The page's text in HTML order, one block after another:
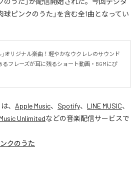
球ピンクのうた」を含む全1曲となってい
オリジナル楽曲！軽やかなウクレレのサウンド
フレーズが耳に残るショート動画・BGMにぴ
は、 Apple Music、 Spotify、 LINE MUSIC、
Unlimitedなどの音楽配信サービスで
クのうた